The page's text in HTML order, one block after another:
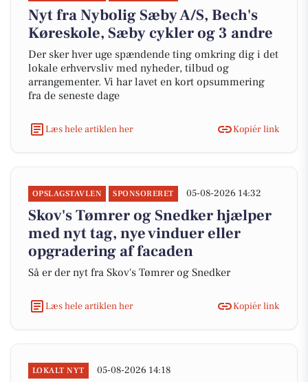
Nyt fra Nybolig Sæby A/S, Bech's
Køreskole, Sæby cykler og 3 andre
Der sker hver uge spændende ting omkring dig i det
lokale erhvervsliv med nyheder, tilbud og
arrangementer. Vi har lavet en kort opsummering
fra de seneste dage
Læs hele artiklen her Kopiér link
OPSLAGSTAVLEN SPONSORERET 05-08-2026 14:32
Skov's Tømrer og Snedker hjælper
med nyt tag, nye vinduer eller
opgradering af facaden
Så er der nyt fra Skov's Tømrer og Snedker
Læs hele artiklen her Kopiér link
LOKALT NYT 05-08-2026 14:18